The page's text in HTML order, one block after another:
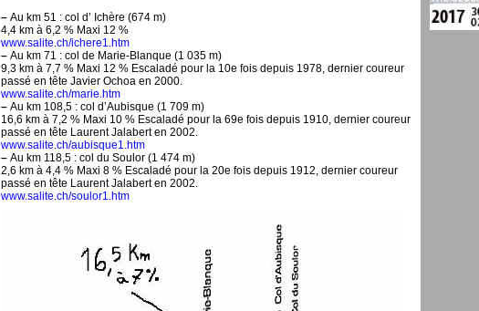
– Au km 51 : col d’ Ichère (674 m)
4,4 km à 6,2 % Maxi 12 %
www.salite.ch/ichere1.htm
– Au km 71 : col de Marie-Blanque (1 035 m)
9,3 km à 7,7 % Maxi 12 % Escaladé pour la 10e fois depuis 1978, dernier coureur
passé en tête Javier Ochoa en 2000.
www.salite.ch/marie.htm
– Au km 108,5 : col d’Aubisque (1 709 m)
16,6 km à 7,2 % Maxi 10 % Escaladé pour la 69e fois depuis 1910, dernier coureur
passé en tête Laurent Jalabert en 2002.
www.salite.ch/aubisque1.htm
– Au km 118,5 : col du Soulor (1 474 m)
2,6 km à 4,4 % Maxi 8 % Escaladé pour la 20e fois depuis 1912, dernier coureur
passé en tête Laurent Jalabert en 2002.
www.salite.ch/soulor1.htm